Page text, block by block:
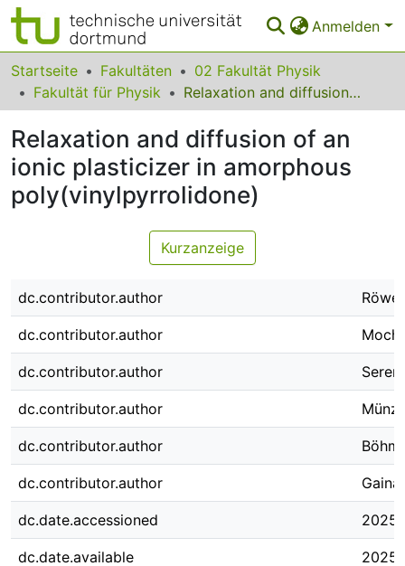
Anmelden
Bereiche & Sammlungen
Das gesamte Repositorium
Statistiken
FAQ
Leitlinien
Startseite Fakultäten
02 Fakultät Physik
Fakultät für Physik
Relaxation and diffusion of an ionic plasticizer in amorphous poly(vinylpyrrolidone)
Relaxation and diffusion of an
ionic plasticizer in amorphous
poly(vinylpyrrolidone)
Kurzanzeige
dc.contributor.author
dc.contributor.author
dc.contributor.author
dc.contributor.author
dc.contributor.author
dc.contributor.author
dc.date.accessioned 2025-
dc.date.available 2025-